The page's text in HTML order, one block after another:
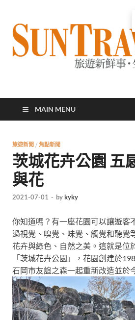
太陽網
MAIN MENU
旅遊新聞 / 焦點新聞
茨城花卉公園 五
與花
2021-07-01 - bykyky
你知道嗎？有一座花園可以讓遊客
過視覺、嗅覺、味覺、觸覺和聽覺
花卉與綠色、自然之美。這就是位
「茨城花卉公園」，花園創建於
石岡市友誼之森一起重新改造並於